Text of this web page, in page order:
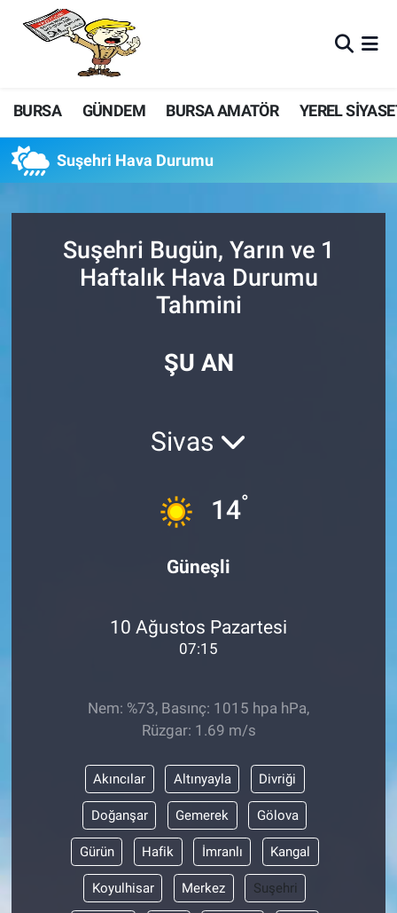
BURSA GÜNDEM BURSA AMATÖR YEREL
Suşehri Hava Durumu
Suşehri Bugün, Yarın ve 1
Haftalık Hava Durumu
Tahmini
ŞU AN
Sivas
14°
Güneşli
10 Ağustos Pazartesi
07:15
Nem: %73, Basınç: 1015 hpa hPa,
Rüzgar: 1.69 m/s
Akıncılar Altınyayla Divriği
Doğanşar Gemerek Gölova
Gürün Hafik İmranlı Kangal
Koyulhisar Merkez Suşehri